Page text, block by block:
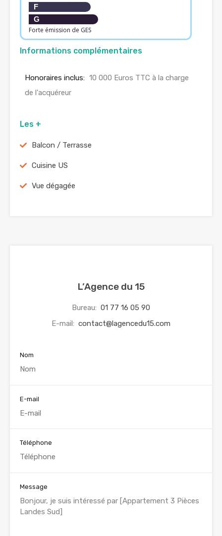
F
G
Forte émission de GES
Informations complémentaires
Honoraires inclus: 10 000 Euros TTC à la charge
de l'acquéreur
Les +
Balcon / Terrasse
Cuisine US
Vue dégagée
L’Agence du 15
Bureau: 01 77 16 05 90
E-mail: contact@lagencedu15.com
Nom
E-mail
Téléphone
Message